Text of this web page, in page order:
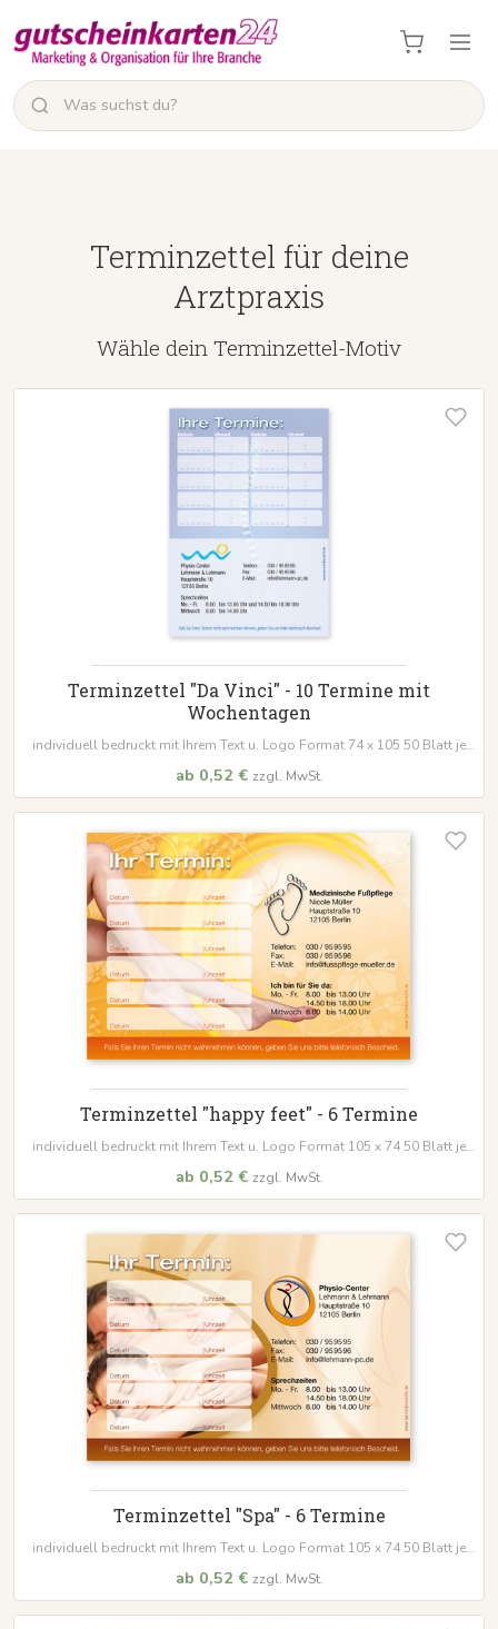
Terminzettel für deine
Arztpraxis
Wähle dein Terminzettel-Motiv
Terminzettel "Da Vinci" - 10 Termine mit
Wochentagen
individuell bedruckt mit Ihrem Text u. Logo Format 74 x 105 50 Blatt je
ab 0,52 € zzgl. MwSt.
Terminzettel "happy feet" - 6 Termine
individuell bedruckt mit Ihrem Text u. Logo Format 105 x 74 50 Blatt je
ab 0,52 € zzgl. MwSt.
Terminzettel "Spa" - 6 Termine
individuell bedruckt mit Ihrem Text u. Logo Format 105 x 74 50 Blatt je
ab 0,52 € zzgl. MwSt.